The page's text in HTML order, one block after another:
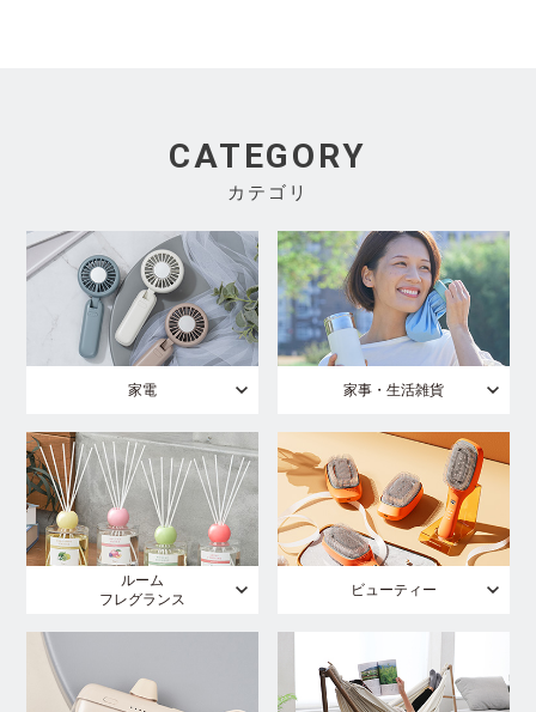
CATEGORY
カテゴリ
家電 家事・生活雑貨
ルーム
フレグランス
ビューティー